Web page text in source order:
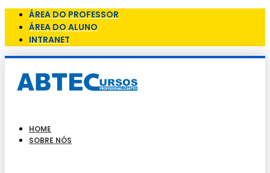
ÁREA DO PROFESSOR
ÁREA DO ALUNO
INTRANET
HOME
SOBRE NÓS